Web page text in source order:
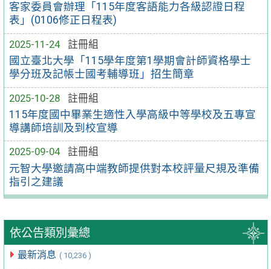
客家委員會辦理「115年度客語能力各級認證日程
表」(0106修正日程表)
2025-11-24
註冊組
國立臺北大學「115學年度第1學期會計師資格學士
學分班及記帳士國考輔導班」招生簡章
2025-10-28
註冊組
115年度國中畢業生適性入學高級中等學校及五專宣
導講師培訓及到校宣導
2025-09-04
註冊組
元智大學邀請高中端教師提供對本校評量尺規及準備
指引之建議
依公告類別彙總
最新消息 ( 10,236 )